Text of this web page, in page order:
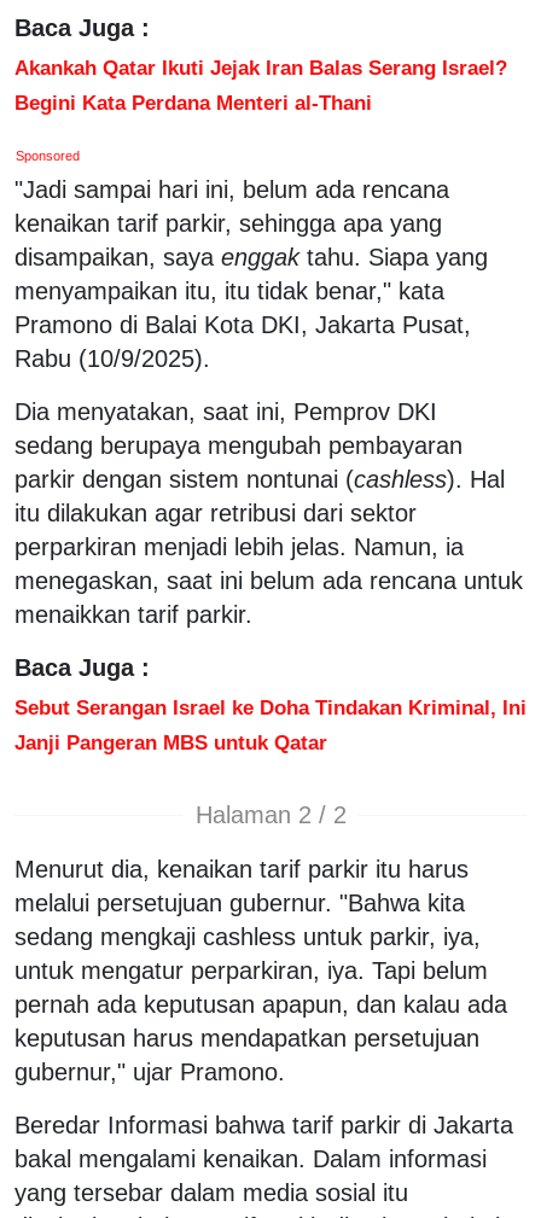
Baca Juga :
Akankah Qatar Ikuti Jejak Iran Balas Serang Israel?
Begini Kata Perdana Menteri al-Thani
Sponsored
"Jadi sampai hari ini, belum ada rencana
kenaikan tarif parkir, sehingga apa yang
disampaikan, saya enggaktahu. Siapa yang
menyampaikan itu, itu tidak benar," kata
Pramono di Balai Kota DKI, Jakarta Pusat,
Rabu (10/9/2025).
Dia menyatakan, saat ini, Pemprov DKI
sedang berupaya mengubah pembayaran
parkir dengan sistem nontunai (cashless). Hal
itu dilakukan agar retribusi dari sektor
perparkiran menjadi lebih jelas. Namun, ia
menegaskan, saat ini belum ada rencana untuk
menaikkan tarif parkir.
Baca Juga :
Sebut Serangan Israel ke Doha Tindakan Kriminal, Ini
Janji Pangeran MBS untuk Qatar
Halaman 2 / 2
Menurut dia, kenaikan tarif parkir itu harus
melalui persetujuan gubernur. "Bahwa kita
sedang mengkaji cashless untuk parkir, iya,
untuk mengatur perparkiran, iya. Tapi belum
pernah ada keputusan apapun, dan kalau ada
keputusan harus mendapatkan persetujuan
gubernur," ujar Pramono.
Beredar Informasi bahwa tarif parkir di Jakarta
bakal mengalami kenaikan. Dalam informasi
yang tersebar dalam media sosial itu